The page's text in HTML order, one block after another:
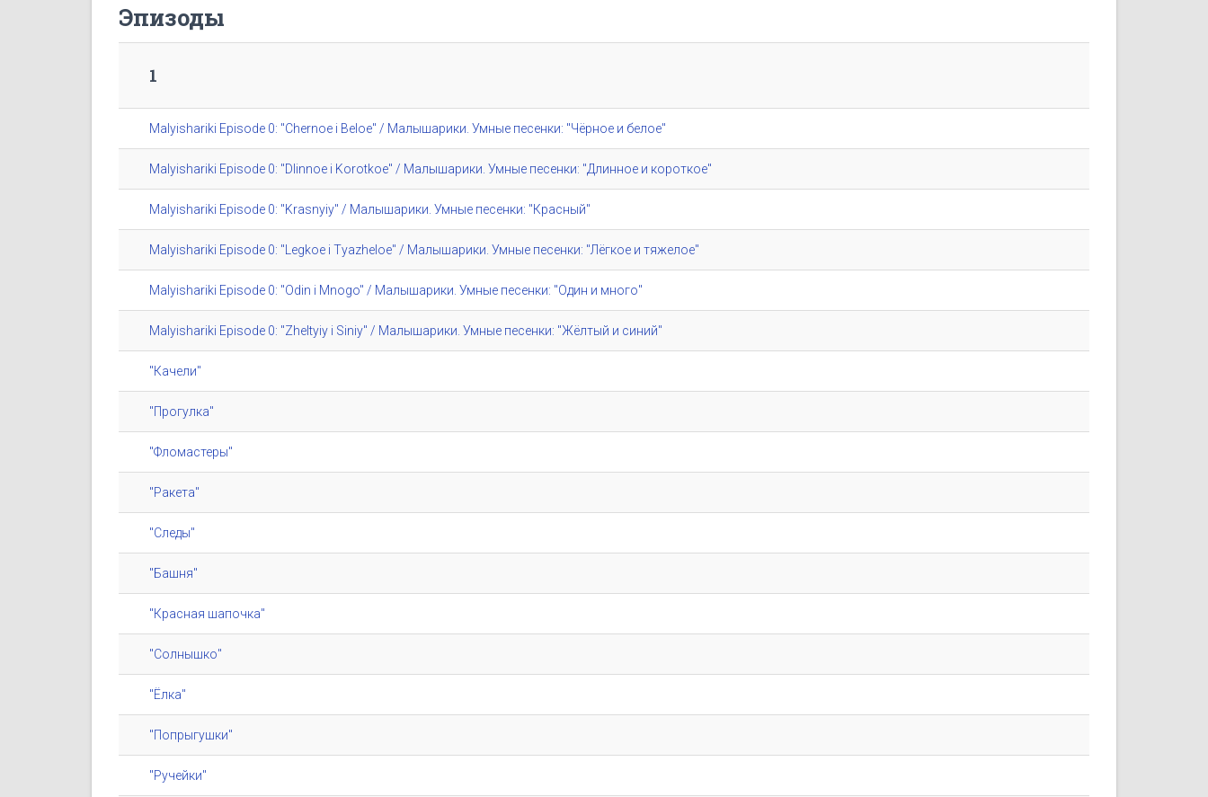
Эпизоды
1
Malyishariki Episode 0: "Chernoe i Beloe" / Малышарики. Умные песенки: "Чёрное и белое"
Malyishariki Episode 0: "Dlinnoe i Korotkoe" / Малышарики. Умные песенки: "Длинное и короткое"
Malyishariki Episode 0: "Krasnyiy" / Малышарики. Умные песенки: "Красный"
Malyishariki Episode 0: "Legkoe i Tyazheloe" / Малышарики. Умные песенки: "Лёгкое и тяжелое"
Malyishariki Episode 0: "Odin i Mnogo" / Малышарики. Умные песенки: "Один и много"
Malyishariki Episode 0: "Zheltyiy i Siniy" / Малышарики. Умные песенки: "Жёлтый и синий"
"Качели"
"Прогулка"
"Фломастеры"
"Ракета"
"Следы"
"Башня"
"Красная шапочка"
"Солнышко"
"Ёлка"
"Попрыгушки"
"Ручейки"